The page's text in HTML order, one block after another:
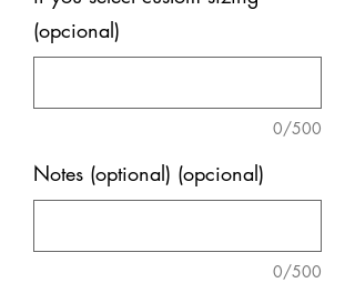
(opcional)
0/500
Notes (optional) (opcional)
0/500